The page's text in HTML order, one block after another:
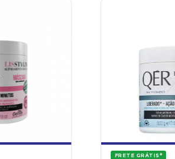
FRETE GRÁTIS*